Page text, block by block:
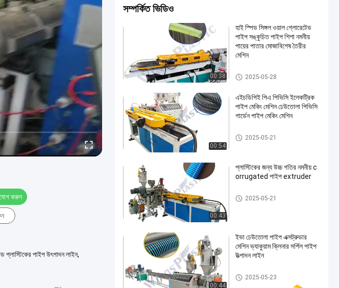
করুন
প্লাস্টিকের পাইপ উৎপাদন লাইন,
সম্পর্কিত ভিডিও
00:38
হাই স্পিড সিঙ্গল ওয়াল গ্লোরেটেড
পাইপ সঙ্কুচিত পাইপ শিশা নমনীয়
পায়ের পাতার মোজাবিশেষ তৈরীর
মেশিন
ঢেউতোলা পাইপ এক্সট্রুডার মেশিন
2025-05-28
00:54
এইচডিপিই পিএ পিভিসি ইলেকট্রিক
পাইপ মেকিং মেশিন ঢেউতোলা পিভিসি
গার্ডেন পাইপ মেকিং মেশিন
ঢেউতোলা পাইপ এক্সট্রুডার মেশিন
2025-05-21
00:43
প্লাস্টিকের জন্য উচ্চ গতির নমনীয় c
orrugated পাইপ extruder
ঢেউতোলা পাইপ এক্সট্রুডার মেশিন
2025-05-21
00:44
ইভা ঢেউতোলা পাইপ এক্সট্রুডার
মেশিন ভ্যাকুয়াম ক্লিনার সর্পিল পাইপ
উত্পাদন লাইন
ঢেউতোলা পাইপ এক্সট্রুডার মেশিন
2025-05-23